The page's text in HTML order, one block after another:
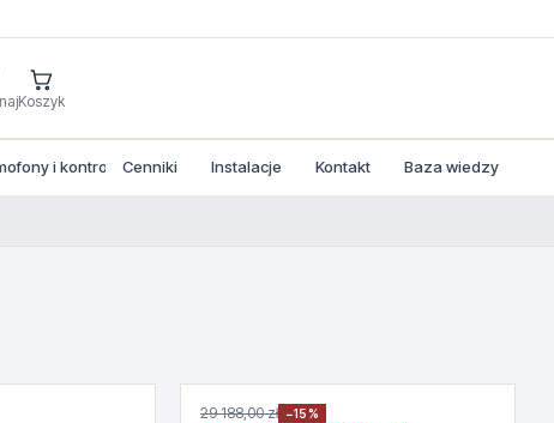
Koszyk
i kontrola dostepu
Cenniki Instalacje Kontakt Baza wiedzy
29 188,00 zł −15%